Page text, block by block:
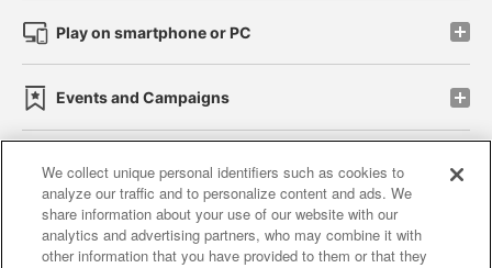
Play on smartphone or PC
Events and Campaigns
Affiliate Sustainability site policy privacy policy
Web accessibility policy and verification results
We collect unique personal identifiers such as cookies to
analyze our traffic and to personalize content and ads. We
share information about your use of our website with our
analytics and advertising partners, who may combine it with
other information that you have provided to them or that they